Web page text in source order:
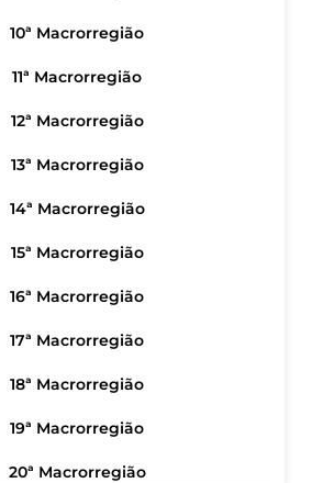
10ª Macrorregião
11ª Macrorregião
12ª Macrorregião
13ª Macrorregião
14ª Macrorregião
15ª Macrorregião
16ª Macrorregião
17ª Macrorregião
18ª Macrorregião
19ª Macrorregião
20ª Macrorregião